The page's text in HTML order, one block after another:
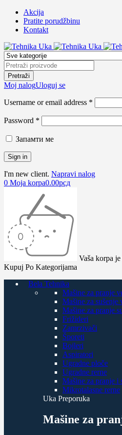
Akcija
Pratite porudžbinu
Kontakt
Moj nalogUloguj se
Username or email address *
Password *
Запамти ме
I'm new client. Napravi nalog
0 Moja korpa0.00рсд
Vaša korpa
Kupuj Po Kategorijama
Bela Tehnika
Mašine za pranje
Mašine za sušenje
Mašine za pranje
Frižideri
Zamrzivači
Šporeti
Bojleri
Aspiratori
Ugradne ploče
Ugradne rerne
Mašine za pranje i
Mikrotalasne rerne
Uka Preporuka
Mašine za